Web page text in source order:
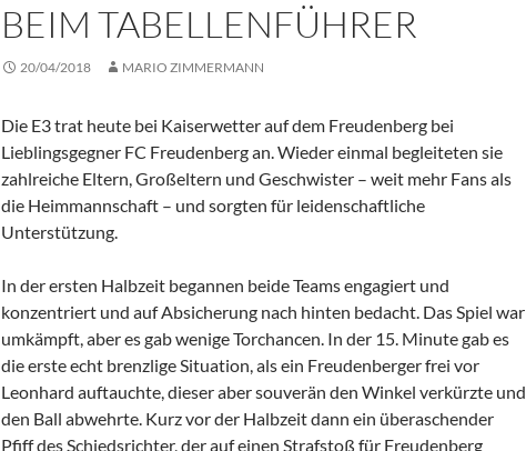
BEIM TABELLENFÜHRER
20/04/2018 MARIO ZIMMERMANN
Die E3 trat heute bei Kaiserwetter auf dem Freudenberg bei
Lieblingsgegner FC Freudenberg an. Wieder einmal begleiteten sie
zahlreiche Eltern, Großeltern und Geschwister – weit mehr Fans als
die Heimmannschaft – und sorgten für leidenschaftliche
Unterstützung.
In der ersten Halbzeit begannen beide Teams engagiert und
konzentriert und auf Absicherung nach hinten bedacht. Das Spiel war
umkämpft, aber es gab wenige Torchancen. In der 15. Minute gab es
die erste echt brenzlige Situation, als ein Freudenberger frei vor
Leonhard auftauchte, dieser aber souverän den Winkel verkürzte und
den Ball abwehrte. Kurz vor der Halbzeit dann ein überaschender
Pfiff des Schiedsrichter, der auf einen Strafstoß für Freudenberg